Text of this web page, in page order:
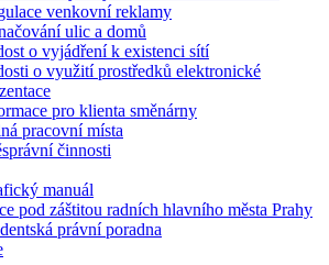
venkovní reklamy
ulic a domů
o vyjádření k existenci sítí
o využití prostředků elektronické
pro klienta směnárny
pracovní místa
činnosti
manuál
pod záštitou radních hlavního města Prahy
právní poradna